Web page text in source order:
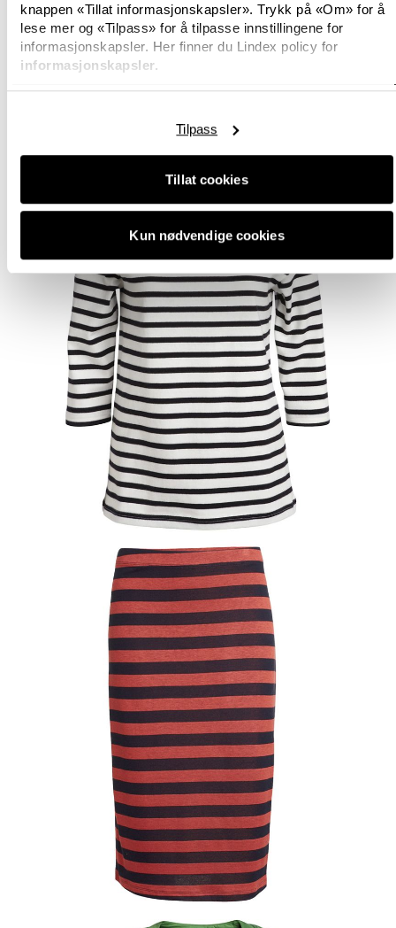
knappen «Tillat informasjonskapsler». Trykk på «Om» for å
lese mer og «Tilpass» for å tilpasse innstillingene for
informasjonskapsler. Her finner du Lindex policy for
informasjonskapsler.
Tillat cookies
Tilpass
Kun nødvendige cookies